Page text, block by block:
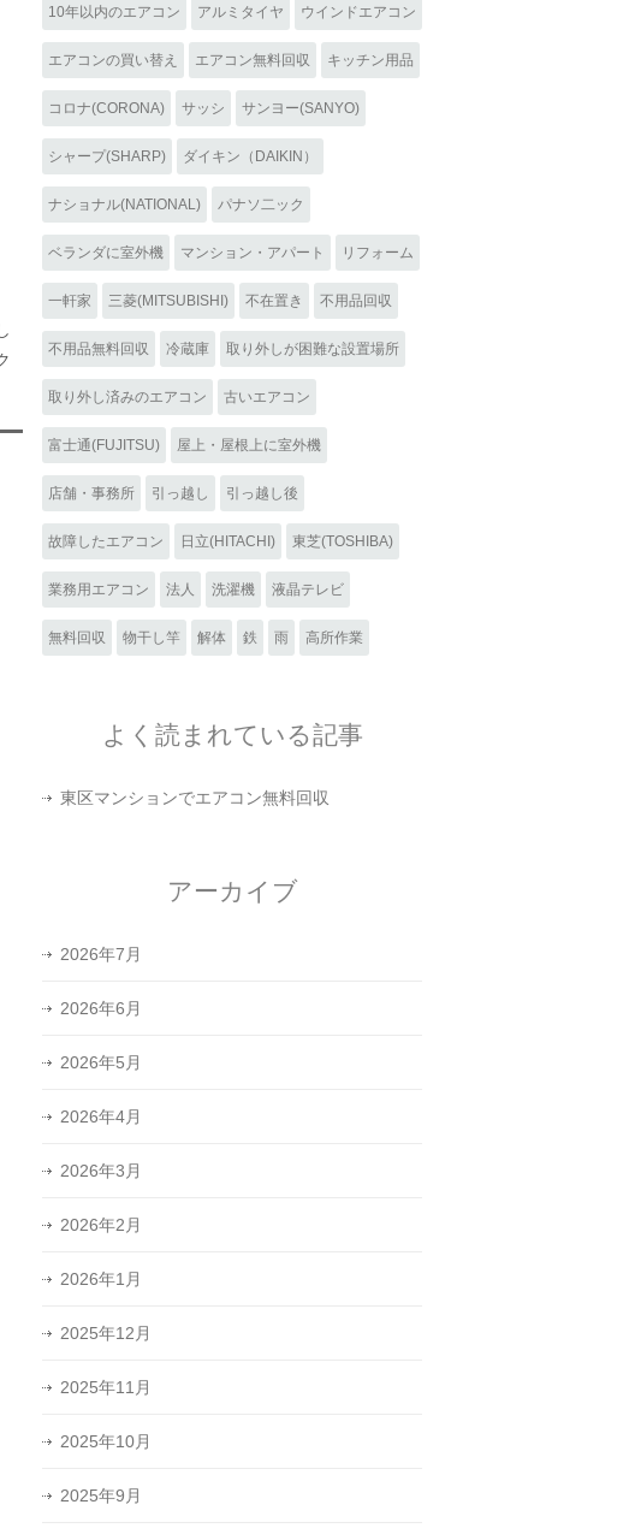
10年以内のエアコン アルミタイヤ ウインドエアコン
エアコンの買い替え エアコン無料回収 キッチン用品
コロナ(CORONA) サッシ サンヨー(SANYO)
シャープ(SHARP) ダイキン（DAIKIN）
ナショナル(NATIONAL) パナソ二ック
ベランダに室外機 マンション・アパート リフォーム
一軒家 三菱(MITSUBISHI) 不在置き 不用品回収
不用品無料回収 冷蔵庫 取り外しが困難な設置場所
取り外し済みのエアコン 古いエアコン
富士通(FUJITSU) 屋上・屋根上に室外機
店舗・事務所 引っ越し 引っ越し後
故障したエアコン 日立(HITACHI) 東芝(TOSHIBA)
業務用エアコン 法人 洗濯機 液晶テレビ
無料回収 物干し竿 解体 鉄 雨 高所作業
よく読まれている記事
東区マンションでエアコン無料回収
アーカイブ
2026年7月
2026年6月
2026年5月
2026年4月
2026年3月
2026年2月
2026年1月
2025年12月
2025年11月
2025年10月
2025年9月